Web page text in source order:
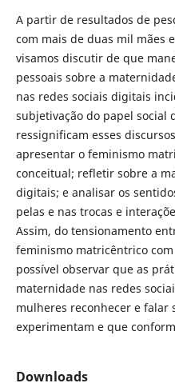
A partir de resultados de
com mais de duas mil mães
visamos discutir de que
pessoais sobre a
nas redes sociais digitais
subjetivação do papel social
ressignificam esses
apresentar o feminismo
conceitual; refletir sobre a
digitais; e analisar os
pelas e nas trocas e
Assim, do tensionamento
feminismo matricêntrico
possível observar que as
maternidade nas redes
mulheres reconhecer e falar
experimentam e que
Downloads